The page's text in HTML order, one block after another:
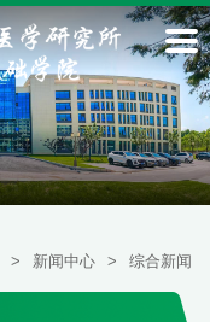
> 新闻中心 > 综合新闻